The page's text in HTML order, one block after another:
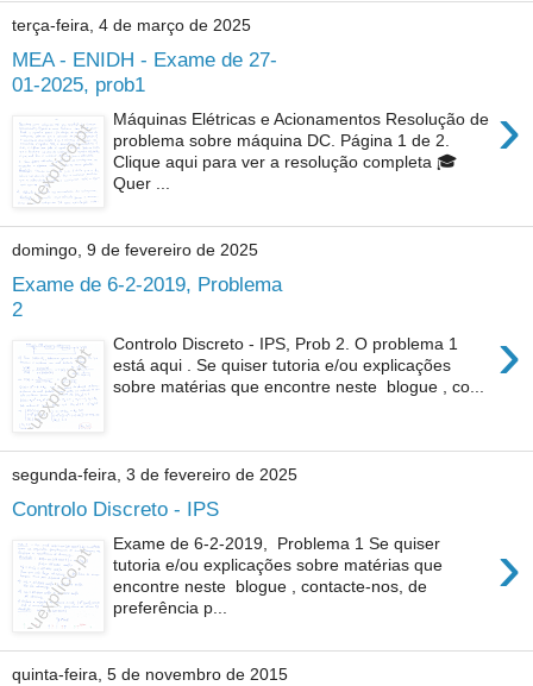
terça-feira, 4 de março de 2025
MEA - ENIDH - Exame de 27-
01-2025, prob1
›
Máquinas Elétricas e Acionamentos Resolução de
problema sobre máquina DC. Página 1 de 2.
Clique aqui para ver a resolução completa 🎓
Quer ...
domingo, 9 de fevereiro de 2025
Exame de 6-2-2019, Problema
2
›
Controlo Discreto - IPS, Prob 2. O problema 1
está aqui . Se quiser tutoria e/ou explicações
sobre matérias que encontre neste blogue , co...
segunda-feira, 3 de fevereiro de 2025
Controlo Discreto - IPS
›
Exame de 6-2-2019, Problema 1 Se quiser
tutoria e/ou explicações sobre matérias que
encontre neste blogue , contacte-nos, de
preferência p...
quinta-feira, 5 de novembro de 2015